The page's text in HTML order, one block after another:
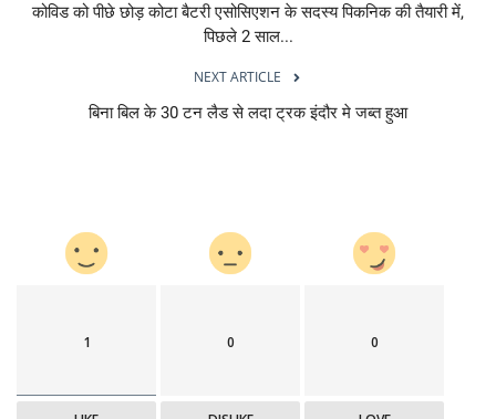
कोविड को पीछे छोड़ कोटा बैटरी एसोसिएशन के सदस्य पिकनिक की तैयारी में,
पिछले 2 साल...
NEXT ARTICLE
बिना बिल के 30 टन लैड से लदा ट्रक इंदौर मे जब्त हुआ
1 0 0